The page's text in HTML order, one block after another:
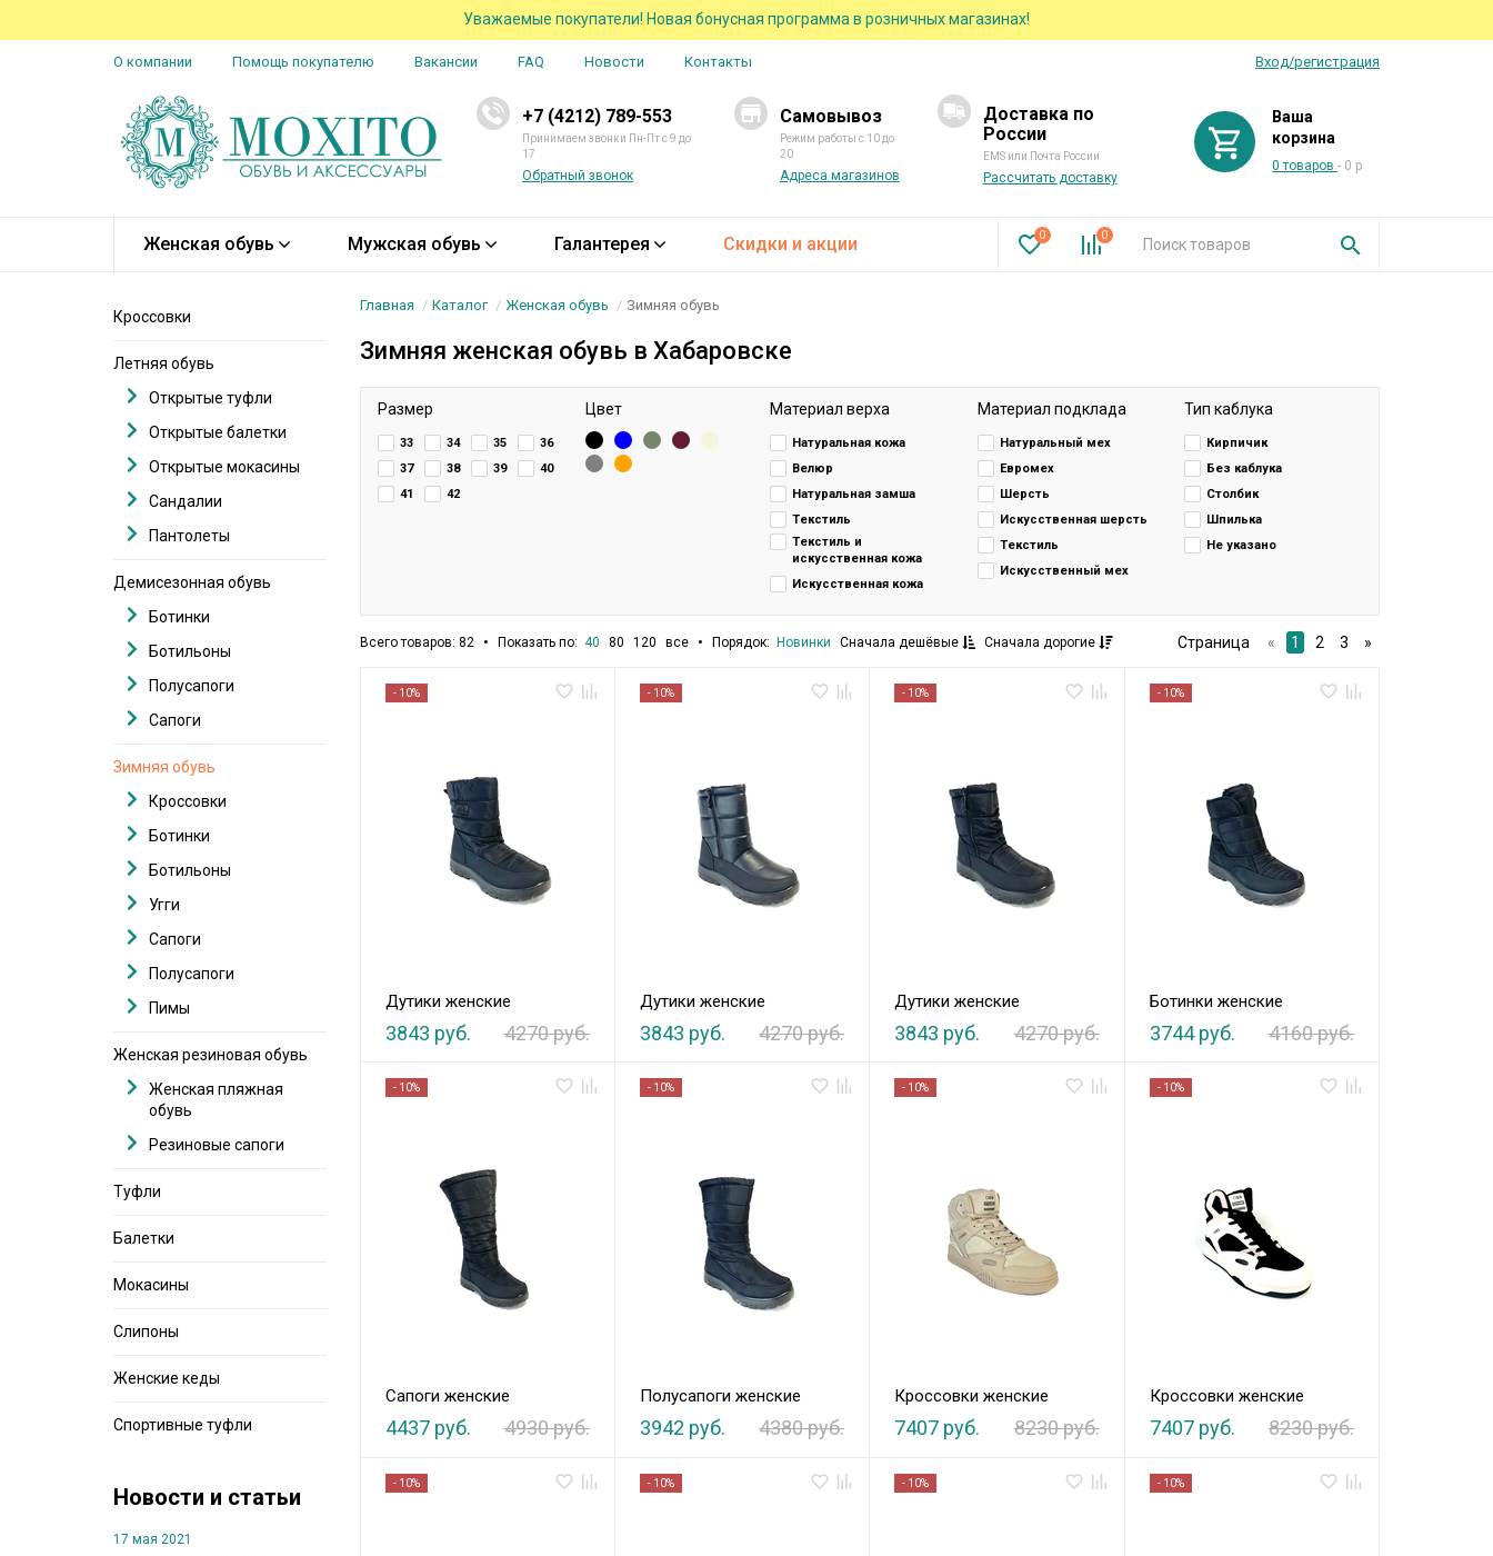
Уважаемые покупатели! Новая бонусная программа в розничных магазинах!
О компании Помощь покупателю Вакансии FAQ Новости Контакты Вход/регистрация
+7 (4212) 789-553
Принимаем звонки Пн-Пт с 9 до
17
Обратный звонок
Самовывоз
Режим работы с 10 до
20
Адреса магазинов
Доставка по
России
EMS или Почта России
Рассчитать доставку
Ваша
корзина
0 товаров- 0 р
Женская обувь Мужская обувь Галантерея Скидки и акции 0 0
Главная Каталог Женская обувь Зимняя обувь
Зимняя женская обувь в Хабаровске
Размер
33 34 35
36
37
38 39
40
41
42
Цвет Материал верха
Натуральная кожа
Велюр
Натуральная замша
Текстиль
Текстиль и
искусственная кожа
Искусственная кожа
Материал подклада
Натуральный мех
Евромех
Шерсть
Искусственная шерсть
Текстиль
Искусственный мех
Тип каблука
Кирпичик
Без каблука
Столбик
Шпилька
Не указано
Всего товаров: 82 • Показать по: 40 80 120 все • Порядок: Новинки Сначала дешёвые Сначала дорогие Страница « 1 2 3 »
- 10%
Дутики женские
3843 руб. 4270 руб.
- 10%
Дутики женские
3843 руб. 4270 руб.
- 10%
Дутики женские
3843 руб. 4270 руб.
- 10%
Ботинки женские
3744 руб. 4160 руб.
- 10%
Сапоги женские
4437 руб. 4930 руб.
- 10%
Полусапоги женские
3942 руб. 4380 руб.
- 10%
Кроссовки женские
7407 руб. 8230 руб.
- 10%
Кроссовки женские
7407 руб. 8230 руб.
- 10% - 10% - 10% - 10%
Кроссовки
Летняя обувь
Открытые туфли
Открытые балетки
Открытые мокасины
Сандалии
Пантолеты
Демисезонная обувь
Ботинки
Ботильоны
Полусапоги
Сапоги
Зимняя обувь
Кроссовки
Ботинки
Ботильоны
Угги
Сапоги
Полусапоги
Пимы
Женская резиновая обувь
Женская пляжная
обувь
Резиновые сапоги
Туфли
Балетки
Мокасины
Слипоны
Женские кеды
Спортивные туфли
Новости и статьи
17 мая 2021